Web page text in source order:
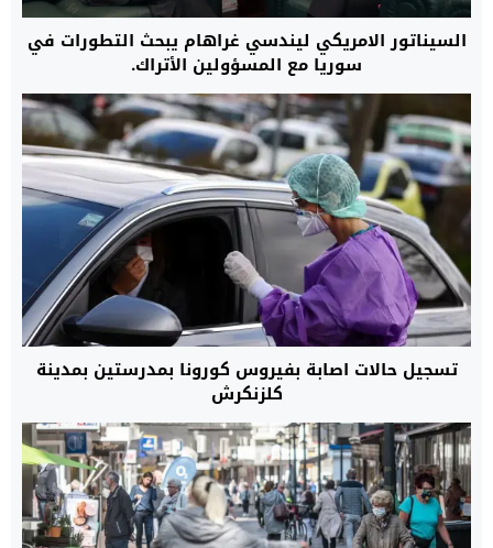
السيناتور الامريكي ليندسي غراهام يبحث التطورات في
تسجيل حالات اصابة بفيروس كورونا بمدرستين بمدينة
كلزنكرش